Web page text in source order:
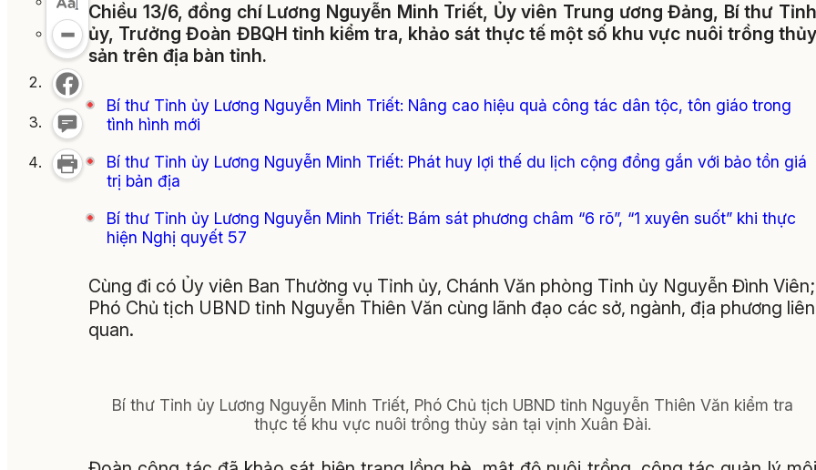
Chiều 13/6, đồng chí Lương Nguyễn Minh Triết, Ủy viên Trung ương Đảng, Bí thư Tỉnh
ủy, Trưởng Đoàn ĐBQH tỉnh kiểm tra, khảo sát thực tế một số khu vực nuôi trồng thủy
sản trên địa bàn tỉnh.
Bí thư Tỉnh ủy Lương Nguyễn Minh Triết: Nâng cao hiệu quả công tác dân tộc, tôn giáo trong
tình hình mới
Bí thư Tỉnh ủy Lương Nguyễn Minh Triết: Phát huy lợi thế du lịch cộng đồng gắn với bảo tồn giá
trị bản địa
Bí thư Tỉnh ủy Lương Nguyễn Minh Triết: Bám sát phương châm “6 rõ”, “1 xuyên suốt” khi thực
hiện Nghị quyết 57
Cùng đi có Ủy viên Ban Thường vụ Tỉnh ủy, Chánh Văn phòng Tỉnh ủy Nguyễn Đình Viên;
Phó Chủ tịch UBND tỉnh Nguyễn Thiên Văn cùng lãnh đạo các sở, ngành, địa phương liên
quan.
Bí thư Tỉnh ủy Lương Nguyễn Minh Triết, Phó Chủ tịch UBND tỉnh Nguyễn Thiên Văn kiểm tra
thực tế khu vực nuôi trồng thủy sản tại vịnh Xuân Đài.